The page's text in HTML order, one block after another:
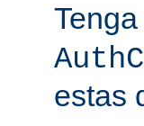
estas